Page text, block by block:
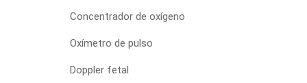
Concentrador de oxígeno
Oxímetro de pulso
Doppler fetal